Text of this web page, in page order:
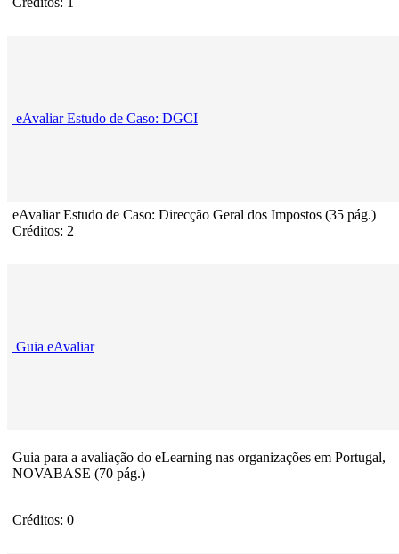
eAvaliar Estudo de Caso: DGCI
eAvaliar Estudo de Caso: Direcção Geral dos Impostos (35 pág.)
Créditos: 2
Guia eAvaliar
Guia para a avaliação do eLearning nas organizações em Portugal,
NOVABASE (70 pág.)
Créditos: 0